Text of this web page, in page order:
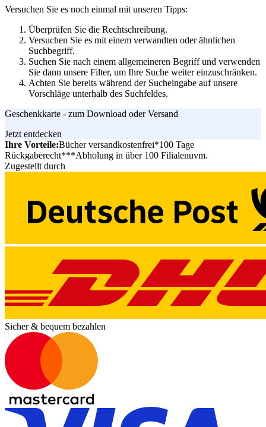
Versuchen Sie es noch einmal mit unseren Tipps:
Überprüfen Sie die Rechtschreibung.
Versuchen Sie es mit einem verwandten oder ähnlichen
Suchbegriff.
Suchen Sie nach einem allgemeineren Begriff und verwenden
Sie dann unsere Filter, um Ihre Suche weiter einzuschränken.
Achten Sie bereits während der Sucheingabe auf unsere
Vorschläge unterhalb des Suchfeldes.
Geschenkkarte - zum Download oder Versand
Jetzt entdecken
Ihre Vorteile:Bücher versandkostenfrei*100 Tage
Rückgaberecht***Abholung in über 100 Filialenuvm.
Zugestellt durch
Sicher & bequem bezahlen